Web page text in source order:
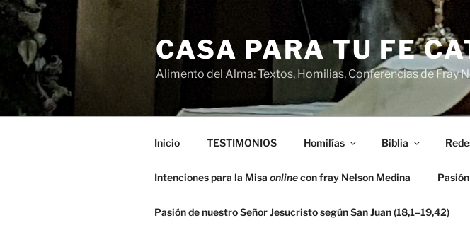
Saltar
contenido
CASA PARA TU FE
Alimento del Alma: Textos, Homilias, Conferencias de Fray
Inicio TESTIMONIOS Homilías Biblia
Intenciones para la Misa onlinecon fray Nelson Medina
Pasión de nuestro Señor Jesucristo según San Juan (18,1–19,42)